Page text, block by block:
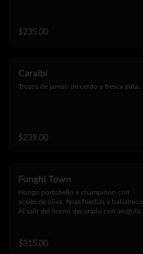
$235.00
Caraibi
Trozos de jamón de cerdo y fresca piña.
$239.00
Funghi Town
Hongo portobello y champiñon con
aceite de oliva, finas hierbas y balsámico.
Al salir del horno decorado con arugula,
$315.00